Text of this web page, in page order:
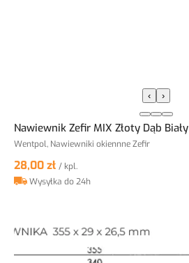
‹ ›
Nawiewnik Zefir MIX Złoty Dąb Biały
Wentpol, Nawiewniki okiennne Zefir
28,00 zł / kpl.
Wysyłka do 24h